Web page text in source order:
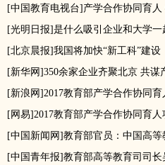
[中国教育电视台]产学合作协同育
[光明日报]是什么吸引企业和大学一
[北京晨报]我国将加快“新工科”建设
[新华网]350余家企业齐聚北京 共谋
[新浪网]2017教育部产学合作协同
[网易]2017教育部产学合作协同育
[中国新闻网]教育部官员：中国高
[中国青年报]教育部高等教育司司